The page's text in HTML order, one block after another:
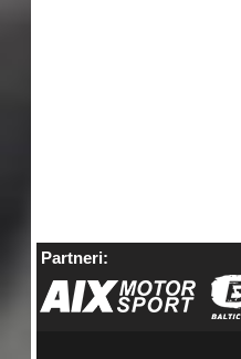
Partneri: